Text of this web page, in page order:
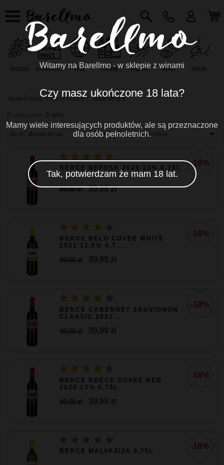
kraj
producent region
szczep kolor smak
rodzaj
Jesteś tutaj: Dolina Vipavy usuń filtry x
Filtr: wszystkie
-18%
BERCE REFOSK 2020 13% 0,75L
49,00 zł 39,99 zł
-18%
BERCE BELO CUVEE WHITE
2021 12,5% 0,7...
49,00 zł 39,99 zł
-18%
BERCE CABERNET SAUVIGNON
CLASSIC 2021...
49,00 zł 39,99 zł
-18%
BERCE RDECE CUVEE RED
2020 13% 0,75L
49,00 zł 39,99 zł
-18%
BERCE MALVAZIJA 0,75L
Witamy na Barellmo - w sklepie z winami
Czy masz ukończone 18 lata?
Mamy wiele interesujących produktów, ale są przeznaczone
dla osób pełnoletnich.
Tak, potwierdzam że mam 18 lat.